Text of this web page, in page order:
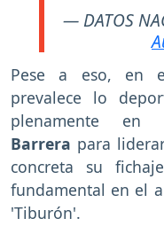
— DATOS
Pese a eso, en
prevalece lo
plenamente
Barrera para
concreta su
fundamental en el
'Tiburón'.